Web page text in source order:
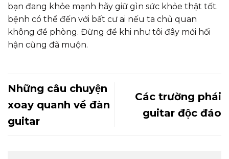
bạn đang khỏe mạnh hãy giữ gìn sức khỏe thật tốt.
bệnh có thể đến với bất cư ai nếu ta chủ quan
không đề phòng. Đừng để khi như tôi đây mới hối
hận cũng đã muộn.
Những câu chuyện
xoay quanh về đàn
guitar
Các trường phái
guitar độc đáo